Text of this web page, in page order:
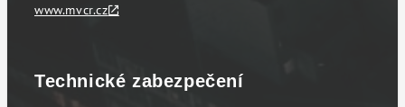
www.mvcr.cz
Technické zabezpečení